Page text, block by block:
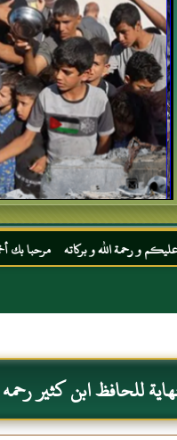
بركاته مرحبا بك أخي الكريم مجددا
للحافظ ابن كثير رحمه